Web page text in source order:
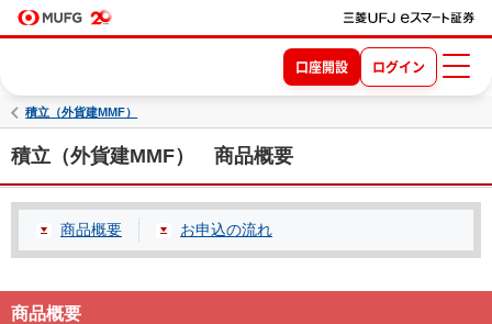
口座開設 ログイン
積立（外貨建MMF）
積立（外貨建MMF） 商品概要
商品概要 お申込の流れ
商品概要